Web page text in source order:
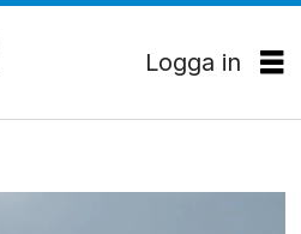
Logga in